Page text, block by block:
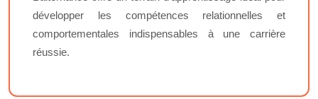
développer les compétences relationnelles et
comportementales indispensables à une carrière
réussie.